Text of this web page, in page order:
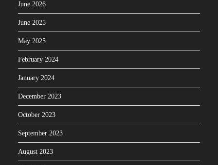
June 2026
June 2025
May 2025
February 2024
January 2024
December 2023
October 2023
September 2023
August 2023